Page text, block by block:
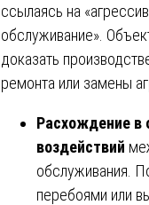
ссылаясь на
обслуживание».
доказать
ремонта или замены
Расхождение в
воздействий
обслуживания.
перебоями или